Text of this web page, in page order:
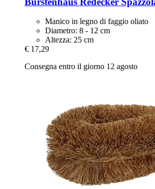
Manico in legno di faggio oliato
Diametro: 8 - 12 cm
Altezza: 25 cm
€ 17,29
Consegna entro il giorno 12 agosto